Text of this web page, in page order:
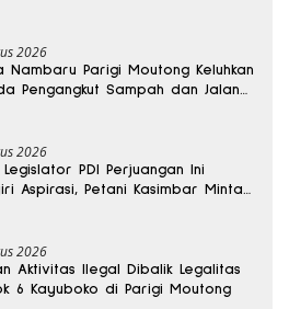
2026
Nambaru Parigi Moutong Keluhkan
Pengangkut Sampah dan Jalan
2026
Legislator PDI Perjuangan Ini
Aspirasi, Petani Kasimbar Minta
2026
Aktivitas Ilegal Dibalik Legalitas
6 Kayuboko di Parigi Moutong